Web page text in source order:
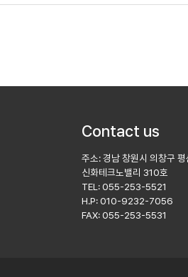
Contact us
주소: 경남 창원시 의창구
신화테크노밸리 310호
TEL: 055-253-5521
H.P: 010-9232-7056
FAX: 055-253-5531